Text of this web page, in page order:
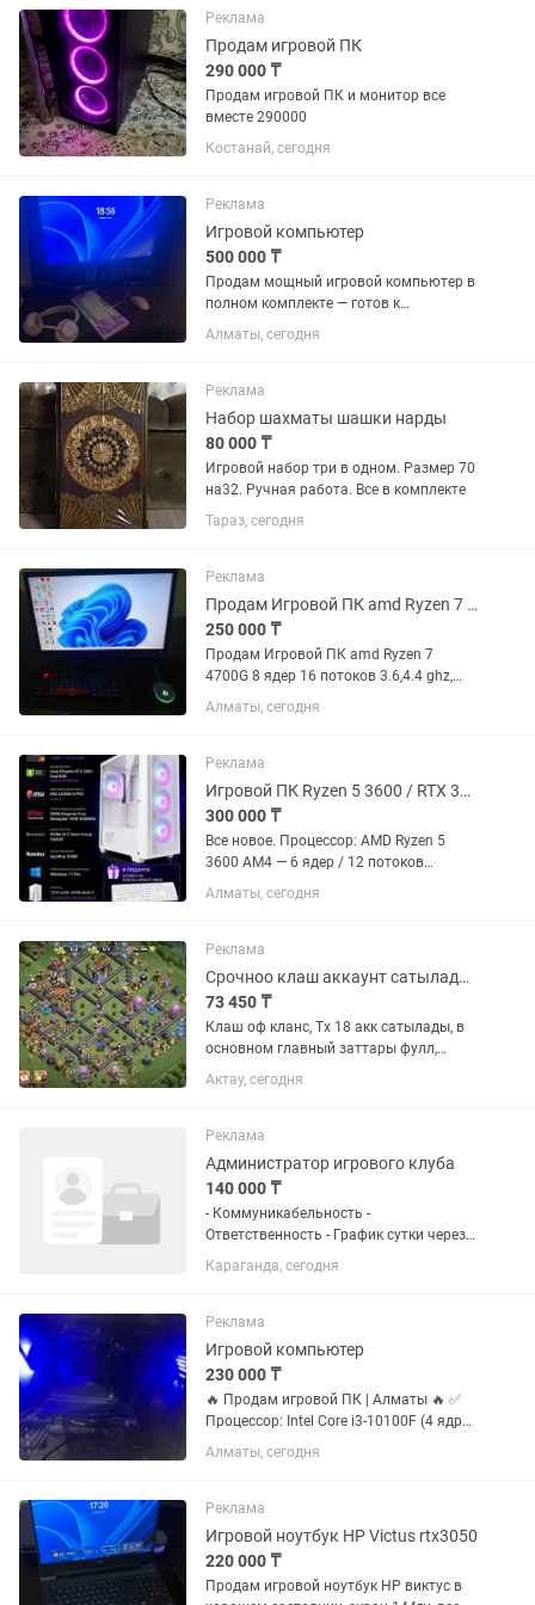
22 штуки Большие 13 штук Колечки...
Реклама
Продам игровой ПК
290 000 ₸
Продам игровой ПК и монитор все
вместе 290000
Костанай, сегодня
Реклама
Игровой компьютер
500 000 ₸
Продам мощный игровой компьютер в
полном комплекте — готов к
использованию! Продаю полностью
оборудованное игровое место.
учебы и повседневных задач. Всё...
Алматы, сегодня
Реклама
Набор шахматы шашки нарды
80 000 ₸
Игровой набор три в одном. Размер 70
на32. Ручная работа. Все в комплекте
Тараз, сегодня
Реклама
Продам Игровой ПК amd Ryzen 7 4700G
250 000 ₸
Продам Игровой ПК amd Ryzen 7
4700G 8 ядер 16 потоков 3.6,4.4 ghz,
материнская плата asus B450 mA-2,
оперативная память ОЗУ 32гб ддр4
amd radeon rx590 nitro...
Алматы, сегодня
Реклама
Игровой ПК Ryzen 5 3600 / RTX 3050 8GB / 16GB DDR4 / NVMe 500GB
300 000 ₸
Все новое. Процессор: AMD Ryzen 5
3600 AM4 — 6 ядер / 12 потоков
Видеокарта: Asus Phoenix RTX 3050
Dual 8GB Материнская плата: MSI
DDR4 Kingston Fury Renegade...
Алматы, сегодня
Реклама
Срочноо клаш аккаунт сатылады Тх 18 Игровые аккаунты Клаш оф кланс
73 450 ₸
Клаш оф кланс, Тх 18 акк сатылады, в
основном главный заттары фулл,
защита фулл тек суперзаряд қалды,
толық инфо керек болса жазыңдар,
Каспи
Актау, сегодня
Реклама
Администратор игрового клуба
140 000 ₸
- Коммуникабельность -
Ответственность - График сутки через
двое (с 9 утра до 9 утра)
Караганда, сегодня
Реклама
Игровой компьютер
230 000 ₸
🔥 Продам игровой ПК | Алматы 🔥 ✅
Процессор: Intel Core i3-10100F (4 ядра
/ 8 потоков) ✅ Видеокарта: NVIDIA
GeForce RTX 2060 SUPER 8GB ✅
480 ГБ + HDD 500 ГБ ✅...
Алматы, сегодня
Реклама
Игровой ноутбук HP Victus rtx3050
220 000 ₸
Продам игровой ноутбук НР виктус в